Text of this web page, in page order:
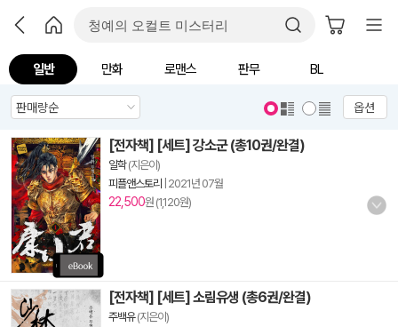
일반 만화 로맨스 판무 BL
옵션
[전자책] [세트] 강소군 (총10권/완결)
일학(지은이)
피플앤스토리
2021년 07월
22,500원 (1,120원)
[전자책] [세트] 소림유생 (총6권/완결)
주백유(지은이)